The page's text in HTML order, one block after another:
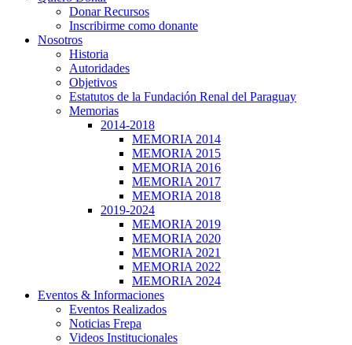
Donar Recursos
Inscribirme como donante
Nosotros
Historia
Autoridades
Objetivos
Estatutos de la Fundación Renal del Paraguay
Memorias
2014-2018
MEMORIA 2014
MEMORIA 2015
MEMORIA 2016
MEMORIA 2017
MEMORIA 2018
2019-2024
MEMORIA 2019
MEMORIA 2020
MEMORIA 2021
MEMORIA 2022
MEMORIA 2024
Eventos & Informaciones
Eventos Realizados
Noticias Frepa
Videos Institucionales